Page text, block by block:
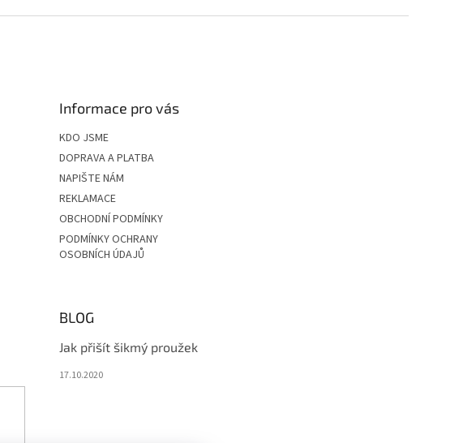
Informace pro vás
KDO JSME
DOPRAVA A PLATBA
NAPIŠTE NÁM
REKLAMACE
OBCHODNÍ PODMÍNKY
PODMÍNKY OCHRANY
OSOBNÍCH ÚDAJŮ
BLOG
Jak přišít šikmý proužek
17.10.2020